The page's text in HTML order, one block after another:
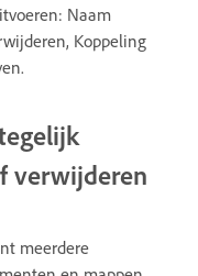
Naam
Koppeling
verwijderen
meerdere